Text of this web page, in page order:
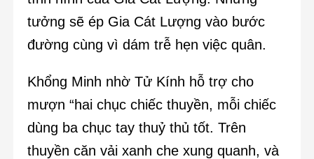
tưởng sẽ ép Gia Cát Lượng vào bước
đường cùng vì dám trễ hẹn việc quân.
Khổng Minh nhờ Tử Kính hỗ trợ cho
mượn “hai chục chiếc thuyền, mỗi chiếc
dùng ba chục tay thuỷ thủ tốt. Trên
thuyền căn vải xanh che xung quanh, và